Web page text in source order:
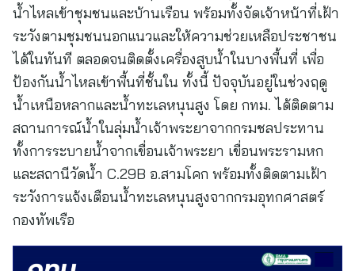
น้ำไหลเข้าชุมชนและบ้านเรือน พร้อมทั้งจัดเจ้าหน้าที่เฝ้า
ระวังตามชุมชนนอกแนวและให้ความช่วยเหลือประชาชน
ได้ในทันที ตลอดจนติดตั้งเครื่องสูบน้ำในบางพื้นที่ เพื่อ
ป้องกันน้ำไหลเข้าพื้นที่ชั้นใน ทั้งนี้ ปัจจุบันอยู่ในช่วงฤดู
น้ำเหนือหลากและน้ำทะเลหนุนสูง โดย กทม. ได้ติดตาม
สถานการณ์น้ำในลุ่มน้ำเจ้าพระยาจากกรมชลประทาน
ทั้งการระบายน้ำจากเขื่อนเจ้าพระยา เขื่อนพระรามหก
และสถานีวัดน้ำ C.29B อ.สามโคก พร้อมทั้งติดตามเฝ้า
ระวังการแจ้งเตือนน้ำทะเลหนุนสูงจากกรมอุทกศาสตร์
กองทัพเรือ